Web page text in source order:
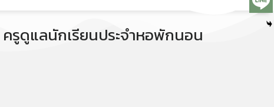
รูดูแลนักเรียนประจำหอพักนอน